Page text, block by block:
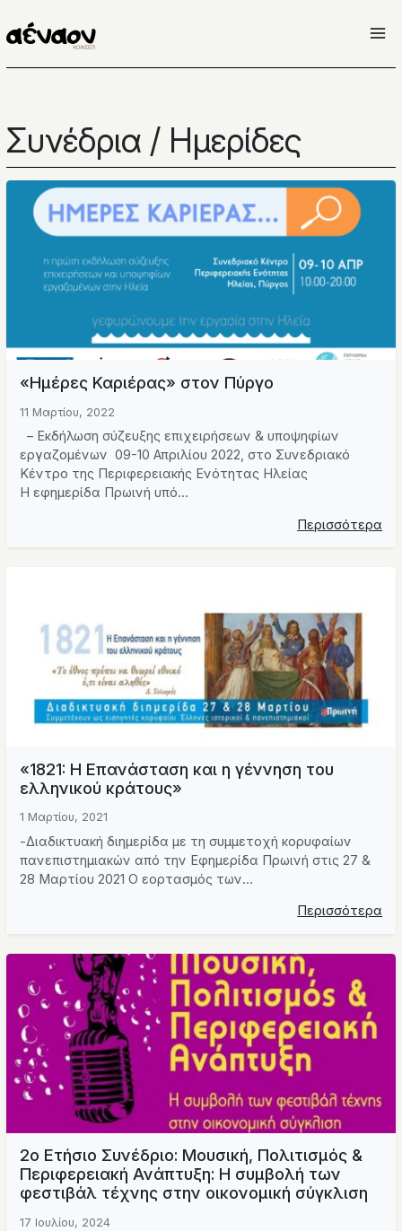
στο
περιεχόμενο
Συνέδρια / Ημερίδες
«Ημέρες Καριέρας» στον Πύργο
11 Μαρτίου, 2022
– Εκδήλωση σύζευξης επιχειρήσεων & υποψηφίων
εργαζομένων 09-10 Απριλίου 2022, στο Συνεδριακό
Κέντρο της Περιφερειακής Ενότητας Ηλείας
H εφημερίδα Πρωινή υπό...
Περισσότερα
«1821: Η Επανάσταση και η γέννηση του
ελληνικού κράτους»
1 Μαρτίου, 2021
-Διαδικτυακή διημερίδα με τη συμμετοχή κορυφαίων
πανεπιστημιακών από την Εφημερίδα Πρωινή στις 27 &
28 Μαρτίου 2021 Ο εορτασμός των...
Περισσότερα
2ο Ετήσιο Συνέδριο: Μουσική, Πολιτισμός &
Περιφερειακή Ανάπτυξη: Η συμβολή των
φεστιβάλ τέχνης στην οικονομική σύγκλιση
17 Ιουλίου, 2024